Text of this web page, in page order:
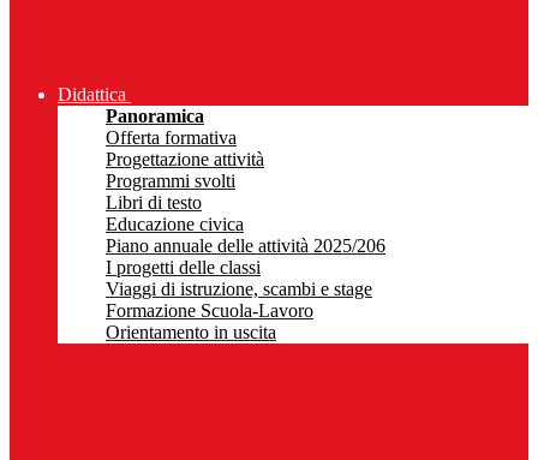
Didattica
Panoramica
Offerta formativa
Progettazione attività
Programmi svolti
Libri di testo
Educazione civica
Piano annuale delle attività 2025/206
I progetti delle classi
Viaggi di istruzione, scambi e stage
Formazione Scuola-Lavoro
Orientamento in uscita